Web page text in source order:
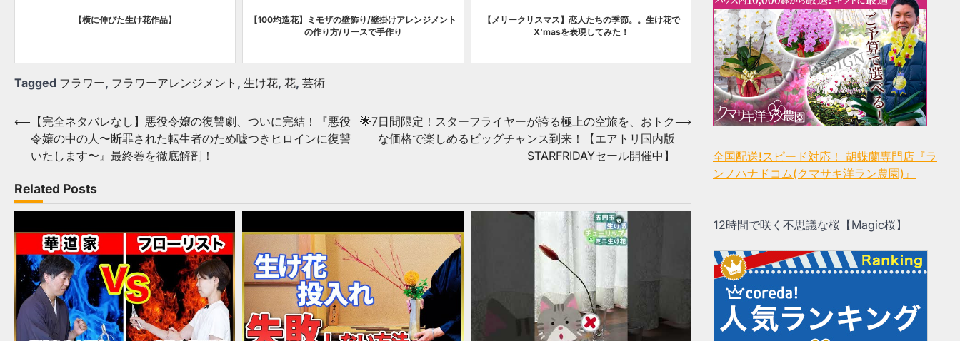
【横に伸びた生け花作品】
【100均造花】ミモザの壁飾り/壁掛けアレンジメント
の作り方/リースで手作り
【メリークリスマス】恋人たちの季節。。生け花で
X'masを表現してみた！
Tagged フラワー, フラワーアレンジメント , 生け花, 花, 芸術
Post
navigation
⟵ 【完全ネタバレなし】悪役令嬢の復讐劇、ついに完結！『悪役
令嬢の中の人〜断罪された転生者のため嘘つきヒロインに復讐
いたします〜』最終巻を徹底解剖！
🌟7日間限定！スターフライヤーが誇る極上の空旅を、おトク
な価格で楽しめるビッグチャンス到来！【エアトリ国内版
STARFRIDAYセール開催中】
⟶
Related Posts
全国配送!スピード対応！ 胡蝶蘭専門店『ラ
ンノハナドコム(クマサキ洋ラン農園)』
12時間で咲く不思議な桜【Magic桜】